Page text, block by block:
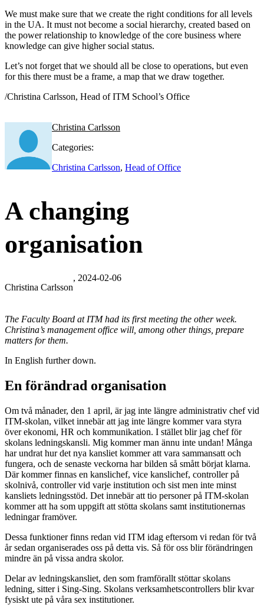
We must make sure that we create the right conditions for all levels
in the UA. It must not become a social hierarchy, created based on
the power relationship to knowledge of the core business where
knowledge can give higher social status.
Let’s not forget that we should all be close to operations, but even
for this there must be a frame, a map that we draw together.
/Christina Carlsson, Head of ITM School’s Office
Christina Carlsson
Categories:
Christina Carlsson, Head of Office
A changing
organisation
Christina Carlsson
, 2024-02-06
The Faculty Board at ITM had its first meeting the other week.
Christina’s management office will, among other things, prepare
matters for them.
In English further down.
En förändrad organisation
Om två månader, den 1 april, är jag inte längre administrativ chef vid
ITM-skolan, vilket innebär att jag inte längre kommer vara styra
över ekonomi, HR och kommunikation. I stället blir jag chef för
skolans ledningskansli. Mig kommer man ännu inte undan! Många
har undrat hur det nya kansliet kommer att vara sammansatt och
fungera, och de senaste veckorna har bilden så smått börjat klarna.
Där kommer finnas en kanslichef, vice kanslichef, controller på
skolnivå, controller vid varje institution och sist men inte minst
kansliets ledningsstöd. Det innebär att tio personer på ITM-skolan
kommer att ha som uppgift att stötta skolans samt institutionernas
ledningar framöver.
Dessa funktioner finns redan vid ITM idag eftersom vi redan för två
år sedan organiserades oss på detta vis. Så för oss blir förändringen
mindre än på vissa andra skolor.
Delar av ledningskansliet, den som framförallt stöttar skolans
ledning, sitter i Sing-Sing. Skolans verksamhetscontrollers blir kvar
fysiskt ute på våra sex institutioner.